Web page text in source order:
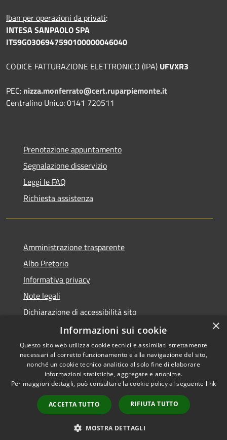
Iban per operazioni da privati:
INTESA SANPAOLO SPA
IT59G0306947590100000046040
CODICE FATTURAZIONE ELETTRONICO (IPA) UFVXR3
PEC: nizza.monferrato@cert.ruparpiemonte.it
Centralino Unico: 0141 720511
Prenotazione appuntamento
Segnalazione disservizio
Leggi le FAQ
Richiesta assistenza
Amministrazione trasparente
Albo Pretorio
Informativa privacy
Note legali
Dichiarazione di accessibilità sito
Dichiarazione di accessibilità app Municipium
RSS
Accessibilità
•Accesso redazione
×
Informazioni sui cookie
Questo sito web utilizza cookie tecnici e assimilati strettamente
necessari al corretto funzionamento e alla navigazione del sito,
nonché un cookie tecnico analitico al solo fine di elaborare
informazioni statistiche, aggregate e anonime.
Per maggiori dettagli, può consultare la cookie policy al seguente link
ACCETTA TUTTO RIFIUTA TUTTO
MOSTRA DETTAGLI